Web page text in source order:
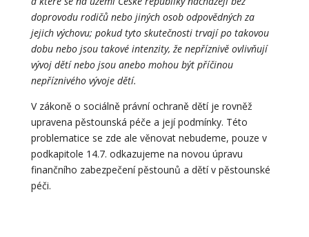
doprovodu rodičů nebo jiných osob odpovědných za
jejich výchovu; pokud tyto skutečnosti trvají po takovou
dobu nebo jsou takové intenzity, že nepříznivě ovlivňují
vývoj dětí nebo jsou anebo mohou být příčinou
nepříznivého vývoje dětí.
V zákoně o sociálně právní ochraně dětí je rovněž
upravena pěstounská péče a její podmínky. Této
problematice se zde ale věnovat nebudeme, pouze v
podkapitole 14.7. odkazujeme na novou úpravu
finančního zabezpečení pěstounů a dětí v pěstounské
péči.